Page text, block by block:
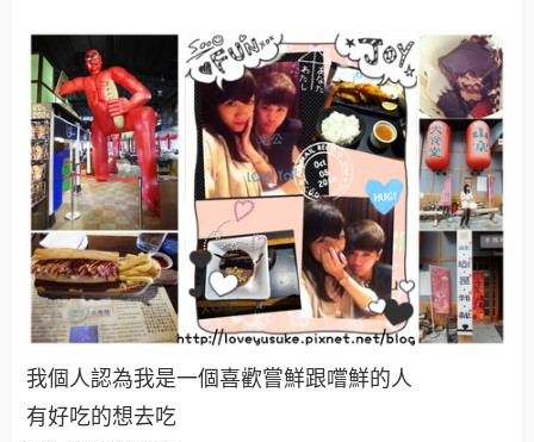
我個人認為我是一個喜歡嘗鮮跟嚐鮮的人
有好吃的想去吃